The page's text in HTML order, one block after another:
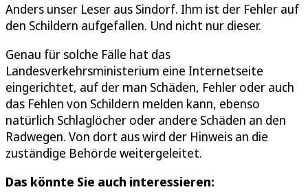
Anders unser Leser aus Sindorf. Ihm ist der Fehler auf
den Schildern aufgefallen. Und nicht nur dieser.
Genau für solche Fälle hat das
Landesverkehrsministerium eine Internetseite
eingerichtet, auf der man Schäden, Fehler oder auch
das Fehlen von Schildern melden kann, ebenso
natürlich Schlaglöcher oder andere Schäden an den
Radwegen. Von dort aus wird der Hinweis an die
zuständige Behörde weitergeleitet.
Das könnte Sie auch interessieren: